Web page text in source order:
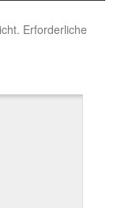
Erforderliche